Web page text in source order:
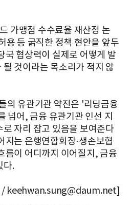
가맹점 수수료율 재산정 논
용 등 굵직한 정책 현안을 앞두
국 협상력이 실제로 어떻게 발
것이라는 목소리가 적지 않
의 유관기관 약진은 '리딩금융
넘어, 금융 유관기관 인선 지
자리 잡고 있음을 보여준다
지는 은행연합회장·생손보협
름이 어디까지 이어질지, 금융
다.
/ keehwan.sung@daum.net]